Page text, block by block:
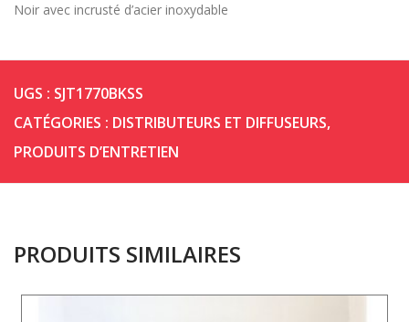
Noir avec incrusté d’acier inoxydable
UGS : SJT1770BKSS
CATÉGORIES : DISTRIBUTEURS ET DIFFUSEURS,
PRODUITS D’ENTRETIEN
PRODUITS SIMILAIRES